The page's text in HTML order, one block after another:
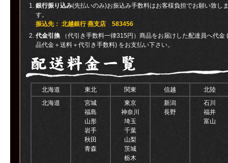
銀行振り込み(先払いのみ)お振込み手数料はお客様負担でお願い致し
す。
振込先： 北越銀行 燕支店 583456
代金引換 （代引き手数料一律315円）商品をお届けした配達員へ代金
品代金＋送料＋代引き手数料) をお支払い下さい。
北海道 東北 関東 信越
北陸
北海道
宮城
福島
山形
岩手
秋田
青森
東京
神奈川
埼玉
千葉
山梨
茨城
栃木
新潟
長野
石川
福井
富山